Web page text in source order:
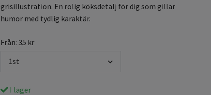
grisillustration. En rolig köksdetalj för dig som gillar
humor med tydlig karaktär.
Från: 35 kr
1st
I lager